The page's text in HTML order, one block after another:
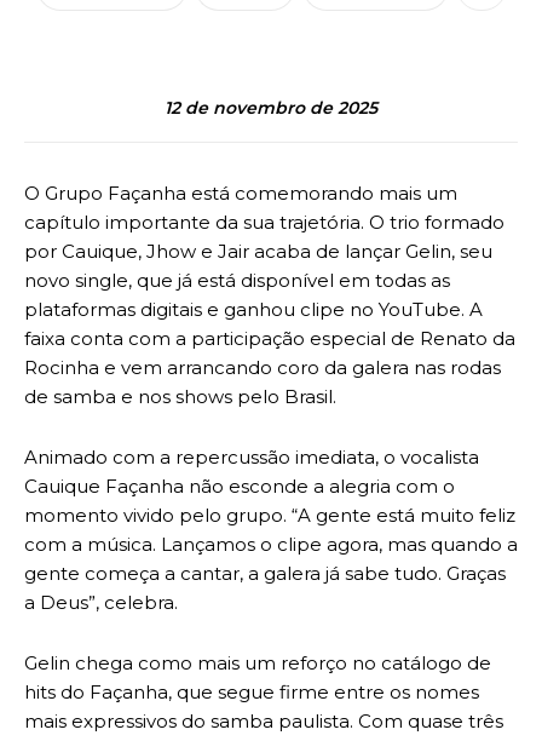
12 de novembro de 2025
O Grupo Façanha está comemorando mais um
capítulo importante da sua trajetória. O trio formado
por Cauique, Jhow e Jair acaba de lançar Gelin, seu
novo single, que já está disponível em todas as
plataformas digitais e ganhou clipe no YouTube. A
faixa conta com a participação especial de Renato da
Rocinha e vem arrancando coro da galera nas rodas
de samba e nos shows pelo Brasil.
Animado com a repercussão imediata, o vocalista
Cauique Façanha não esconde a alegria com o
momento vivido pelo grupo. “A gente está muito feliz
com a música. Lançamos o clipe agora, mas quando a
gente começa a cantar, a galera já sabe tudo. Graças
a Deus”, celebra.
Gelin chega como mais um reforço no catálogo de
hits do Façanha, que segue firme entre os nomes
mais expressivos do samba paulista. Com quase três